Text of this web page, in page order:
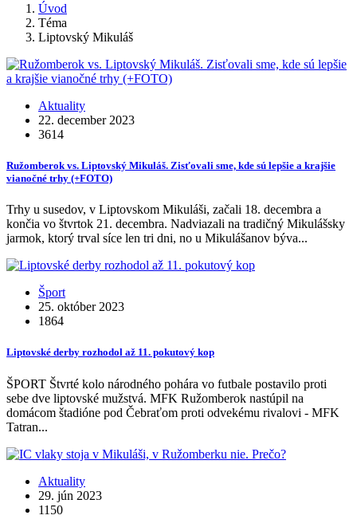
Úvod
Téma
Liptovský Mikuláš
Aktuality
22. december 2023
3614
Ružomberok vs. Liptovský Mikuláš. Zisťovali sme, kde sú lepšie a krajšie
vianočné trhy (+FOTO)
Trhy u susedov, v Liptovskom Mikuláši, začali 18. decembra a
končia vo štvrtok 21. decembra. Nadviazali na tradičný Mikulášsky
jarmok, ktorý trval síce len tri dni, no u Mikulášanov býva...
Šport
25. október 2023
1864
Liptovské derby rozhodol až 11. pokutový kop
ŠPORT Štvrté kolo národného pohára vo futbale postavilo proti
sebe dve liptovské mužstvá. MFK Ružomberok nastúpil na
domácom štadióne pod Čebraťom proti odvekému rivalovi - MFK
Tatran...
Aktuality
29. jún 2023
1150